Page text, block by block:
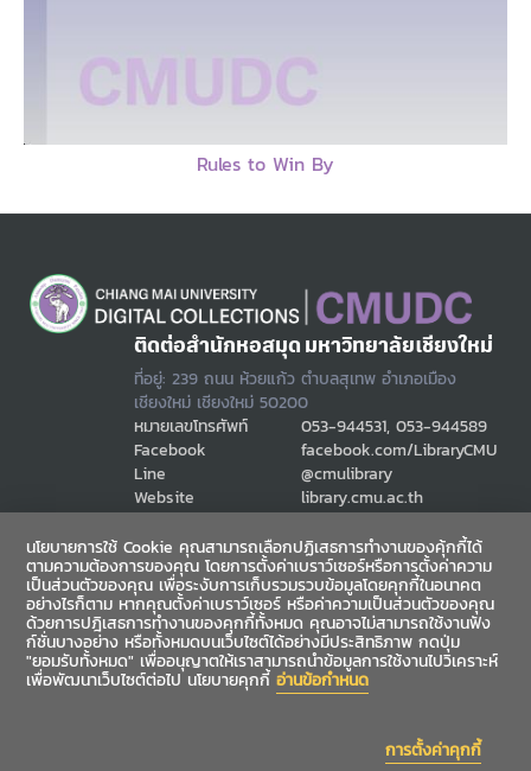
Rules to Win By
ติดต่อสำนักหอสมุด มหาวิทยาลัยเชียงใหม่
ที่อยู่: 239 ถนน ห้วยแก้ว ตำบลสุเทพ อำเภอเมือง
เชียงใหม่ เชียงใหม่ 50200
หมายเลขโทรศัพท์ 053-944531, 053-944589
Facebook
facebook.com/LibraryCMU
Line
@cmulibrary
Website
library.cmu.ac.th
ช่องทางสื่อสาร
นโยบายการใช้ Cookie คุณสามารถเลือกปฏิเสธการทำงานของคุ้กกี้ได้
ตามความต้องการของคุณ โดยการตั้งค่าเบราว์เซอร์หรือการตั้งค่าความ
เป็นส่วนตัวของคุณ เพื่อระงับการเก็บรวมรวบข้อมูลโดยคุกกี้ในอนาคต
อย่างไรก็ตาม หากคุณตั้งค่าเบราว์เซอร์ หรือค่าความเป็นส่วนตัวของคุณ
ด้วยการปฎิเสธการทำงานของคุกกี้ทั้งหมด คุณอาจไม่สามารถใช้งานฟัง
ก์ชั่นบางอย่าง หรือทั้งหมดบนเว็บไซต์ได้อย่างมีประสิทธิภาพ กดปุ่ม
"ยอมรับทั้งหมด" เพื่ออนุญาตให้เราสามารถนำข้อมูลการใช้งานไปวิเคราะห์
เพื่อพัฒนาเว็บไซต์ต่อไป นโยบายคุกกี้อ่านข้อกำหนด
การตั้งค่าคุกกี้